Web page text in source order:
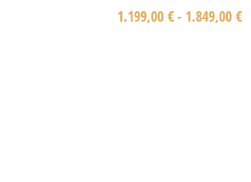
1.199,00 €- 1.849,00 €